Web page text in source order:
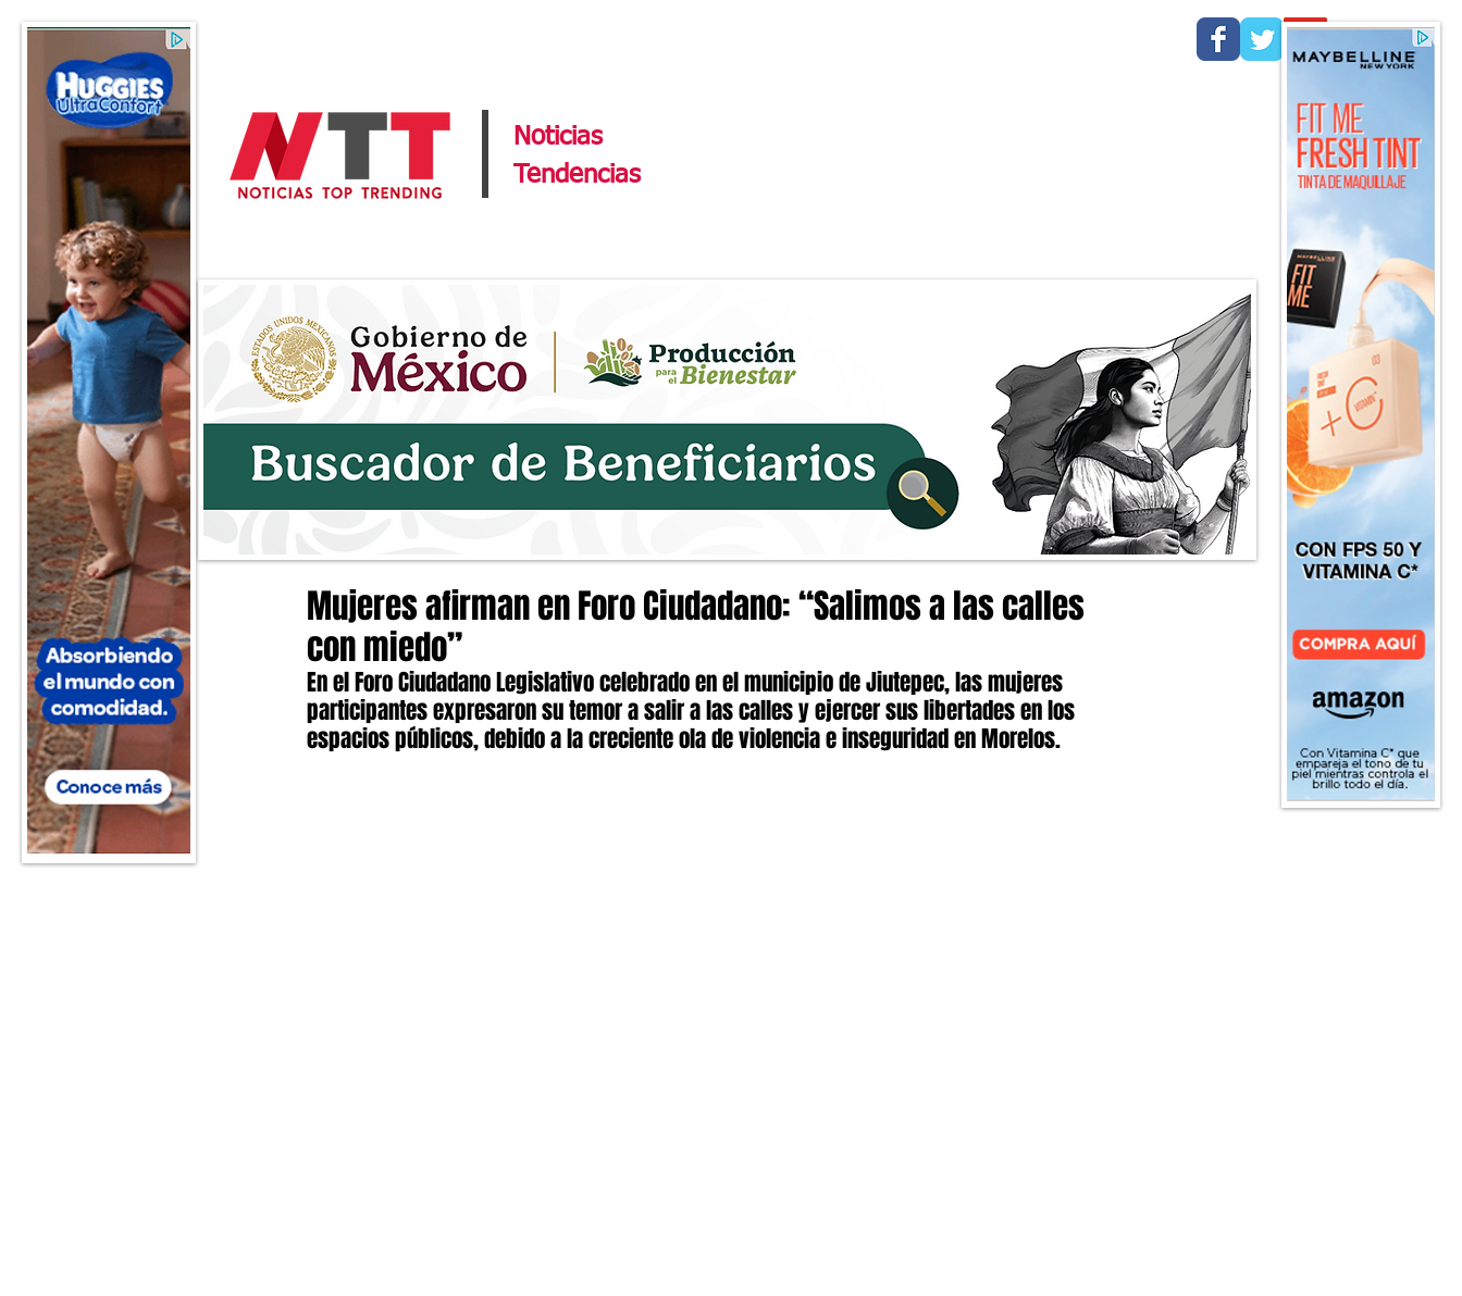
Noticias
Tendencias
Mujeres afirman en Foro Ciudadano: “Salimos a las calles
con miedo”
En el Foro Ciudadano Legislativo celebrado en el municipio de Jiutepec, las mujeres
participantes expresaron su temor a salir a las calles y ejercer sus libertades en los
espacios públicos, debido a la creciente ola de violencia e inseguridad en Morelos.